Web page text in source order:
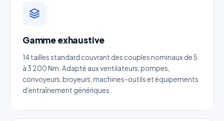
Gamme exhaustive
14 tailles standard couvrant des couples nominaux de 5
à 3 200 Nm. Adapté aux ventilateurs, pompes,
convoyeurs, broyeurs, machines-outils et équipements
d'entraînement génériques.
Devis Page69 : Limiteur de
Couple à réengagement
automatique
Réponse sous 24h — Sans engagement
Nom complet*